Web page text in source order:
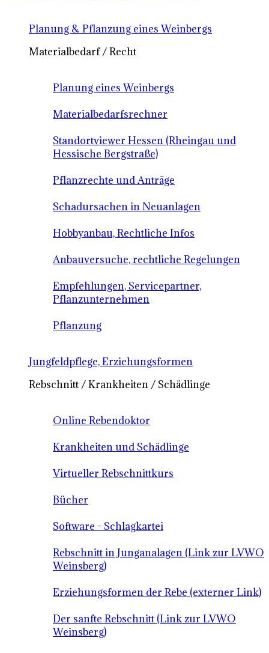
Planung & Pflanzung eines Weinbergs
Materialbedarf / Recht
Planung eines Weinbergs
Materialbedarfsrechner
Standortviewer Hessen (Rheingau und
Hessische Bergstraße)
Pflanzrechte und Anträge
Schadursachen in Neuanlagen
Hobbyanbau, Rechtliche Infos
Anbauversuche, rechtliche Regelungen
Empfehlungen, Servicepartner,
Pflanzunternehmen
Pflanzung
Jungfeldpflege, Erziehungsformen
Rebschnitt / Krankheiten / Schädlinge
Online Rebendoktor
Krankheiten und Schädlinge
Virtueller Rebschnittkurs
Bücher
Software - Schlagkartei
Rebschnitt in Junganalagen (Link zur LVWO
Weinsberg)
Erziehungsformen der Rebe (externer Link)
Der sanfte Rebschnitt (Link zur LVWO
Weinsberg)